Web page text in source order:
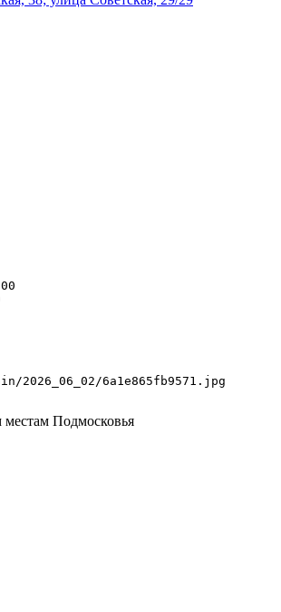
2026_06_02/6a1e865fb9571.jpg
местам Подмосковья